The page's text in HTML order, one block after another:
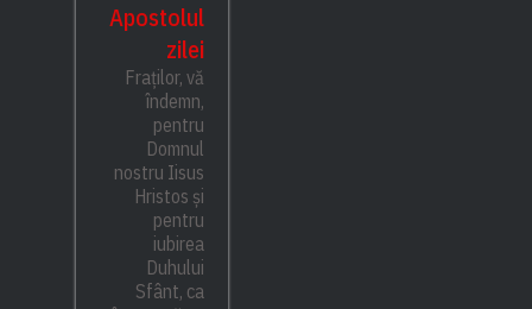
Apostolul
zilei
Fraților, vă
îndemn,
pentru
Domnul
nostru Iisus
Hristos și
pentru
iubirea
Duhului
Sfânt, ca